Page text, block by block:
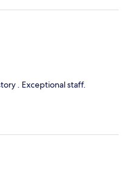
. Exceptional staff.